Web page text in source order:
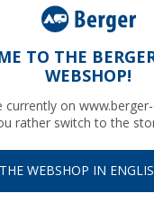
TO THE
WEBSHOP!
currently on
rather switch to the
WEBSHOP IN